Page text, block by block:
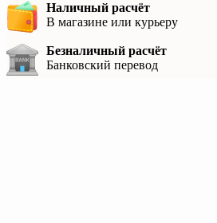
Наличный расчёт
В магазине или курьеру
Безналичный расчёт
Банковский перевод